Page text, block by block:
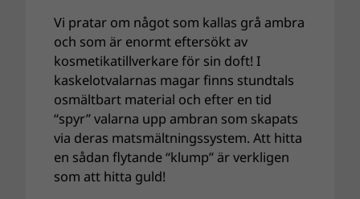
Vi pratar om något som kallas grå ambra
och som är enormt eftersökt av
kosmetikatillverkare för sin doft! I
kaskelotvalarnas magar finns stundtals
osmältbart material och efter en tid
“spyr” valarna upp ambran som skapats
via deras matsmältningssystem. Att hitta
en sådan flytande “klump” är verkligen
som att hitta guld!